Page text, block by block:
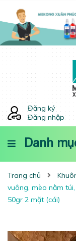
Đăng ký
Đăng nhập
Danh
Trang chủ
vuông, mèo nằm
50gr 2 mặt (cái)